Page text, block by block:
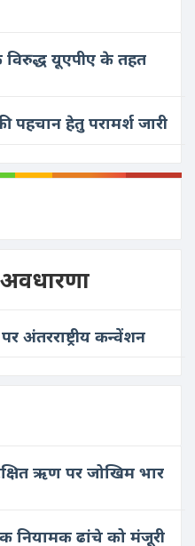
यूएपीए के तहत
हेतु परामर्श जारी
अंतरराष्ट्रीय कन्वेंशन
ऋण पर जोखिम भार
नियामक ढांचे को मंजूरी